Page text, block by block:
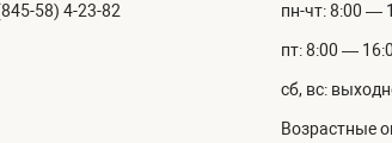
58) 4-23-82 пн-чт: 8:00 —
пт: 8:00 —
сб, вс:
Возрастные